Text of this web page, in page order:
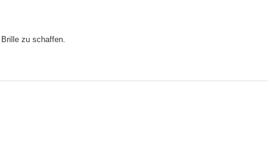
zu schaffen.